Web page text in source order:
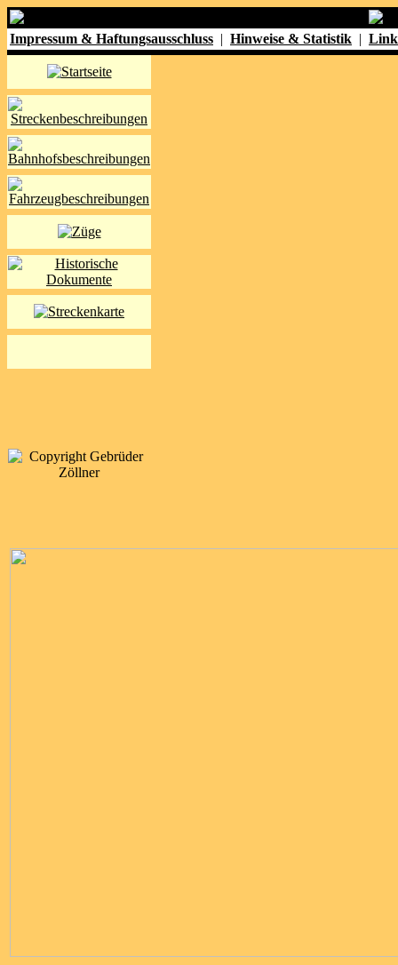
Impressum & Haftungsausschluss | Hinweise & Statistik |